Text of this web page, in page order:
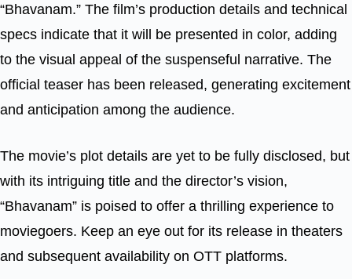
“Bhavanam.” The film’s production details and technical
specs indicate that it will be presented in color, adding
to the visual appeal of the suspenseful narrative. The
official teaser has been released, generating excitement
and anticipation among the audience.
The movie’s plot details are yet to be fully disclosed, but
with its intriguing title and the director’s vision,
“Bhavanam” is poised to offer a thrilling experience to
moviegoers. Keep an eye out for its release in theaters
and subsequent availability on OTT platforms.